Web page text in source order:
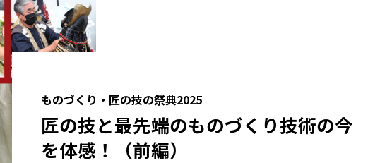
ものづくり・匠の技の祭典2025
匠の技と最先端のものづくり技術の今
を体感！（前編）